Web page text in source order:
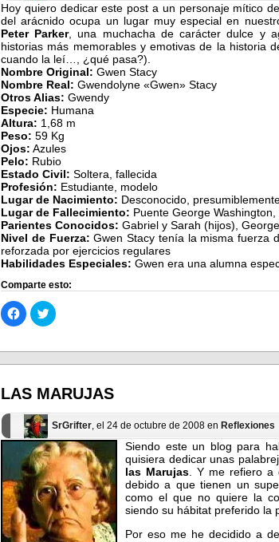
Hoy quiero dedicar este post a un personaje mítico
del arácnido ocupa un lugar muy especial en
Peter Parker, una muchacha de carácter dulce y
historias más memorables y emotivas de la historia
cuando la leí…, ¿qué pasa?).
Nombre Original: Gwen Stacy
Nombre Real: Gwendolyne «Gwen» Stacy
Otros Alias: Gwendy
Especie: Humana
Altura: 1,68 m
Peso: 59 Kg
Ojos: Azules
Pelo: Rubio
Estado Civil: Soltera, fallecida
Profesión: Estudiante, modelo
Lugar de Nacimiento: Desconocido,
Lugar de Fallecimiento: Puente George
Parientes Conocidos: Gabriel y Sarah (hijos),
Nivel de Fuerza: Gwen Stacy tenía la misma fuerza
reforzada por ejercicios regulares
Habilidades Especiales: Gwen era una alumna
Comparte esto:
Haz
clic
para
en
(Se
en
una
nueva)
Haz
clic
en
(Se
en
una
nueva)
LAS MARUJAS
SrGrifter, el 24 de octubre de 2008 en Reflexiones
Siendo este un blog para
quisiera dedicar unas
las Marujas. Y me refiero a
debido a que tienen un
como el que no quiere la
siendo su hábitat preferido la
Por eso me he decidido a